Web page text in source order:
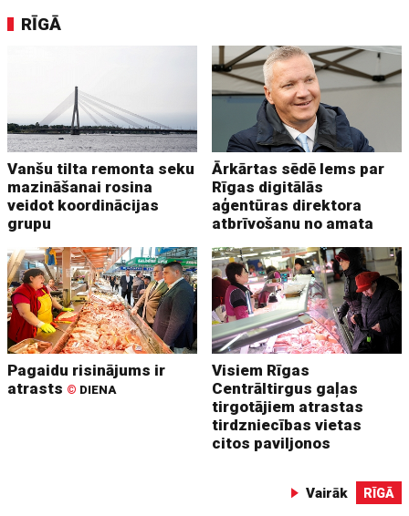
RĪGĀ
Vanšu tilta remonta seku
mazināšanai rosina
veidot koordinācijas
grupu
Ārkārtas sēdē lems par
Rīgas digitālās
aģentūras direktora
atbrīvošanu no amata
Pagaidu risinājums ir
atrasts © DIENA
Visiem Rīgas
Centrāltirgus gaļas
tirgotājiem atrastas
tirdzniecības vietas
citos paviljonos
Vairāk RĪGĀ